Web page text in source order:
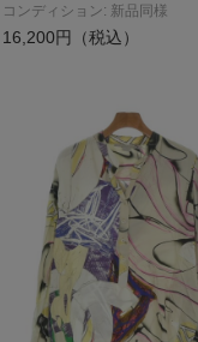
コンディション: 新品同様
16,200円（税込）